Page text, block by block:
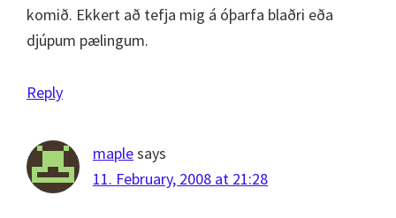
komið. Ekkert að tefja mig á óþarfa blaðri eða
djúpum pælingum.
Reply
maplesays
11. February, 2008 at 21:28